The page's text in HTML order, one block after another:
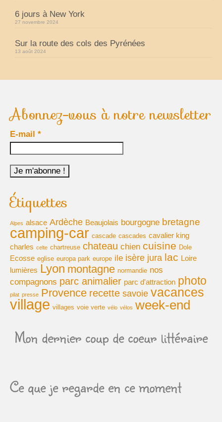
6 jours à New York
27 novembre 2024
Sur la route des cols des Pyrénées
13 août 2024
Abonnez-vous à notre newsletter
E-mail *
Étiquettes
Alpes alsace Ardèche Beaujolais bourgogne bretagne
camping-car cascade cascades cavalier king
charles celte chartreuse chateau chien cuisine Dole
Ecosse eglise europa park europe ile isère jura lac Loire
lumières Lyon montagne normandie nos
compagnons parc animalier parc d'attraction photo
pilat presse Provence recette savoie vacances
village villages voie verte vélo vélos week-end
Mon dernier coup de coeur littéraire
Ce que je regarde en ce moment